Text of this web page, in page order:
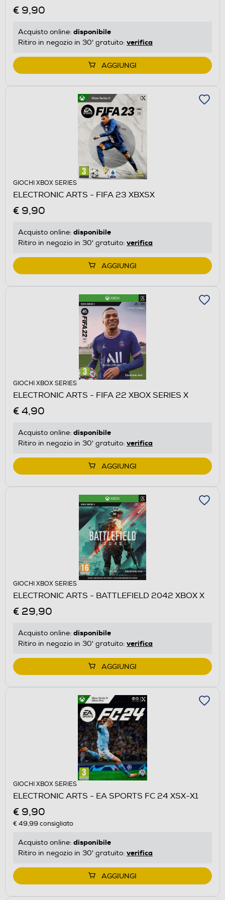
€ 9,90
Acquisto online: disponibile
Ritiro in negozio in 30' gratuito: verifica
AGGIUNGI
GIOCHI XBOX SERIES
ELECTRONIC ARTS - FIFA 23 XBXSX
€ 9,90
Acquisto online: disponibile
Ritiro in negozio in 30' gratuito: verifica
AGGIUNGI
GIOCHI XBOX SERIES
ELECTRONIC ARTS - FIFA 22 XBOX SERIES X
€ 4,90
Acquisto online: disponibile
Ritiro in negozio in 30' gratuito: verifica
AGGIUNGI
GIOCHI XBOX SERIES
ELECTRONIC ARTS - BATTLEFIELD 2042 XBOX X
€ 29,90
Acquisto online: disponibile
Ritiro in negozio in 30' gratuito: verifica
AGGIUNGI
GIOCHI XBOX SERIES
ELECTRONIC ARTS - EA SPORTS FC 24 XSX-X1
€ 9,90
€ 49,99 consigliato
Acquisto online: disponibile
Ritiro in negozio in 30' gratuito: verifica
AGGIUNGI